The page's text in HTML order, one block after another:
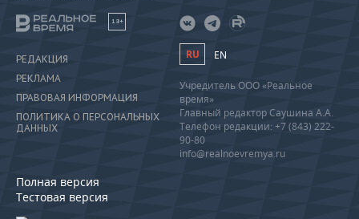
18+
РЕДАКЦИЯ
РЕКЛАМА
ПРАВОВАЯ ИНФОРМАЦИЯ
ПОЛИТИКА О ПЕРСОНАЛЬНЫХ
ДАННЫХ
Полная версия
Тестовая версия
RU EN
Учредитель ООО «Реальное
время»
Главный редактор Саушина А.А.
Телефон редакции: +7 (843) 222-
90-80
info@realnoevremya.ru